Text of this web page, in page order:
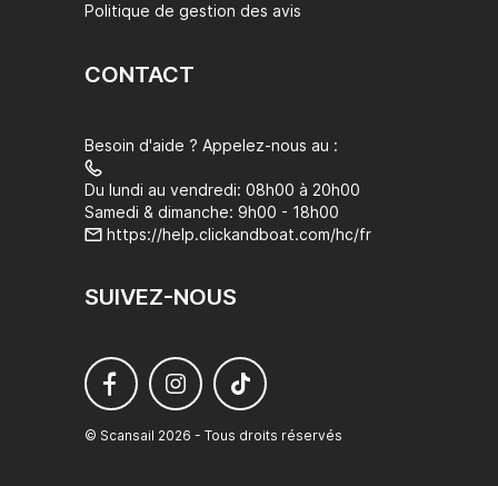
Politique de gestion des avis
CONTACT
Besoin d'aide ? Appelez-nous au :
Du lundi au vendredi: 08h00 à 20h00
Samedi & dimanche: 9h00 - 18h00
https://help.clickandboat.com/hc/fr
SUIVEZ-NOUS
© Scansail 2026 - Tous droits réservés